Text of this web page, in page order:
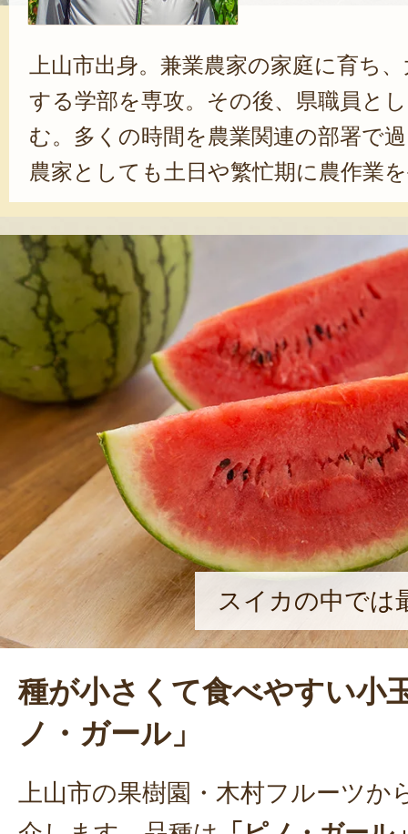
上山市出身。兼業農家の家庭に育ち
する学部を専攻。その後、県職員と
む。多くの時間を農業関連の部署で
農家としても土日や繁忙期に農作業
職をきっかけに本格的に農業を始め
現在は、さくらんぼやスイカのほか
ット・ピオーネ・干し柿など、多彩
している。ストレスの少ない環境で
に取り組み、その成果を形にするこ
と話し、「大きくて甘い果物」そし
いと感じてもらえる果物」作りを心
スイカの中では
種が小さくて食べやすい小
ノ・ガール」
上山市の果樹園・木村フルーツか